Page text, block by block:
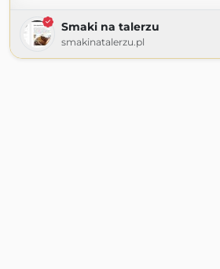
Smaki na talerzu
smakinatalerzu.pl